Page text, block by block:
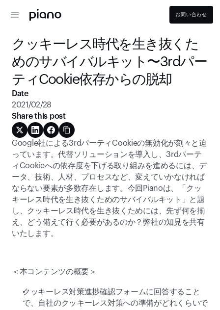
お問い合わせ
クッキーレス時代を生き抜くた
めのサバイバルキット〜3rdパー
ティCookie依存からの脱却
Google社による3rdパーティCookieの無効化が刻々と迫
っています。代替ソリューションを導入し、3rdパーテ
ィCookieへの依存度を下げる取り組みを進めるには、デ
ータ、技術、人材、プロセスなど、変えていかなければ
ならない要素が多数存在します。今回Pianoは、「クッ
キーレス時代を生き抜くためのサバイバルキット」と題
し、クッキーレス時代を生き抜くためには、先ず何を揃
え、どう備えて行く必要があるのか？弊社の知見を共有
いたします。
＜本コンテンツの概要＞
クッキーレス対策進捗確認フォームに回答すること
で、自社のクッキーレス対策への準備がどれくらいで
Date
2021/02/28
Share this post